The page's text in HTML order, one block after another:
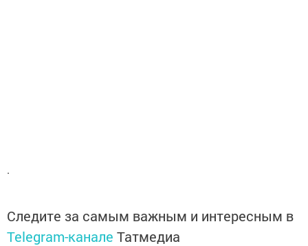
.
Следите за самым важным и интересным в
Telegram-канале Татмедиа